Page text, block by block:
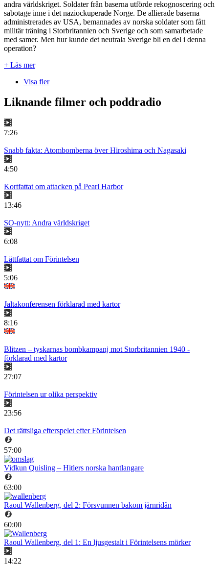
andra världskriget. Soldater från baserna utförde rekognoscering och
sabotage inne i det naziockuperade Norge. De allierade baserna
administrerades av USA, bemannades av norska soldater som fått
militär träning i Storbritannien och Sverige och som samarbetade
med samer. Men hur kunde det neutrala Sverige bli en del i denna
operation?
+ Läs mer
Visa fler
Liknande filmer och poddradio
7:26
Snabb fakta: Atombomberna över Hiroshima och Nagasaki
4:50
Kortfattat om attacken på Pearl Harbor
13:46
SO-nytt: Andra världskriget
6:08
Lättfattat om Förintelsen
5:06
Jaltakonferensen förklarad med kartor
8:16
Blitzen – tyskarnas bombkampanj mot Storbritannien 1940 -
förklarad med kartor
27:07
Förintelsen ur olika perspektiv
23:56
Det rättsliga efterspelet efter Förintelsen
57:00
Vidkun Quisling – Hitlers norska hantlangare
63:00
Raoul Wallenberg, del 2: Försvunnen bakom järnridån
60:00
Raoul Wallenberg, del 1: En ljusgestalt i Förintelsens mörker
14:22